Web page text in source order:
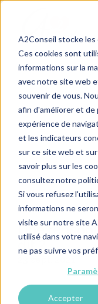
A2Conseil stocke
Ces cookies sont
informations sur la
avec notre site web
souvenir de vous.
afin d'améliorer et
expérience de
et les indicateurs
sur ce site web et
savoir plus sur les
consultez notre
Si vous refusez
informations ne
visite sur notre site
utilisé dans votre
ne pas suivre vos
Accepter
Une
dit ?